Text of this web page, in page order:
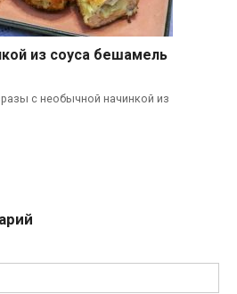
из соуса бешамель
с необычной начинкой из